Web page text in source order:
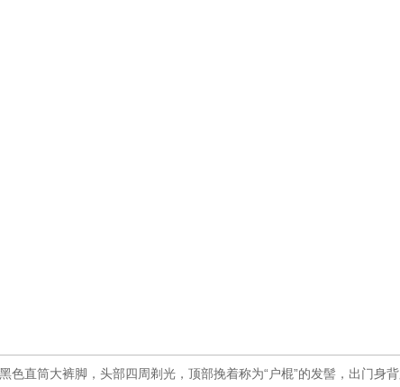
色直筒大裤脚，头部四周剃光，顶部挽着称为“户棍”的发髻，出门身